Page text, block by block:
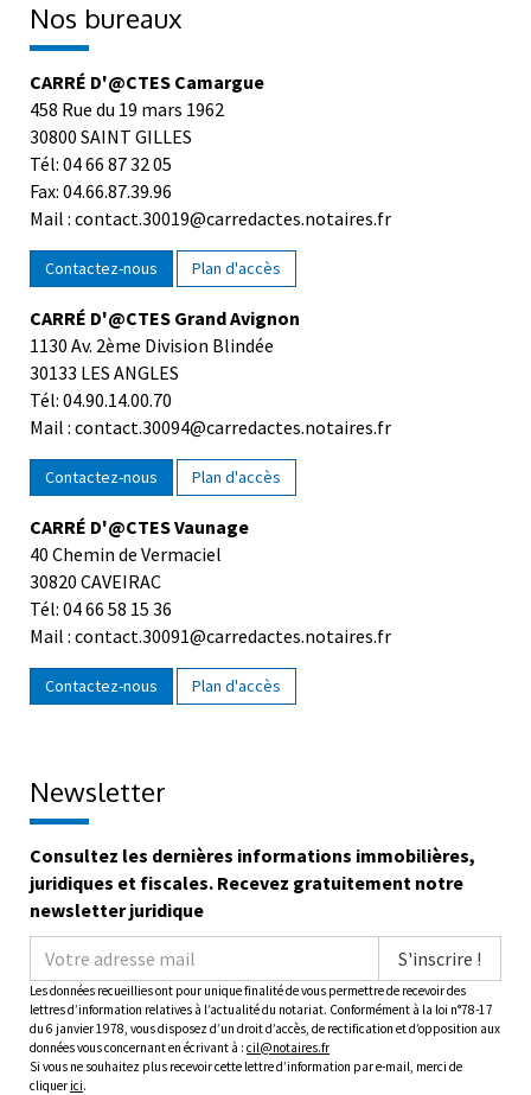
Nos bureaux
CARRÉ D'@CTES Camargue
458 Rue du 19 mars 1962
30800 SAINT GILLES
Tél: 04 66 87 32 05
Fax: 04.66.87.39.96
Mail : contact.30019@carredactes.notaires.fr
Contactez-nous Plan d'accès
CARRÉ D'@CTES Grand Avignon
1130 Av. 2ème Division Blindée
30133 LES ANGLES
Tél: 04.90.14.00.70
Mail : contact.30094@carredactes.notaires.fr
Contactez-nous Plan d'accès
CARRÉ D'@CTES Vaunage
40 Chemin de Vermaciel
30820 CAVEIRAC
Tél: 04 66 58 15 36
Mail : contact.30091@carredactes.notaires.fr
Contactez-nous Plan d'accès
Newsletter
Consultez les dernières informations immobilières,
juridiques et fiscales. Recevez gratuitement notre
newsletter juridique
S'inscrire !
Les données recueillies ont pour unique finalité de vous permettre de recevoir des
lettres d’information relatives à l’actualité du notariat. Conformément à la loi n°78-17
du 6 janvier 1978, vous disposez d’un droit d’accès, de rectification et d’opposition aux
données vous concernant en écrivant à : cil@notaires.fr
Si vous ne souhaitez plus recevoir cette lettre d’information par e-mail, merci de
cliquer ici.